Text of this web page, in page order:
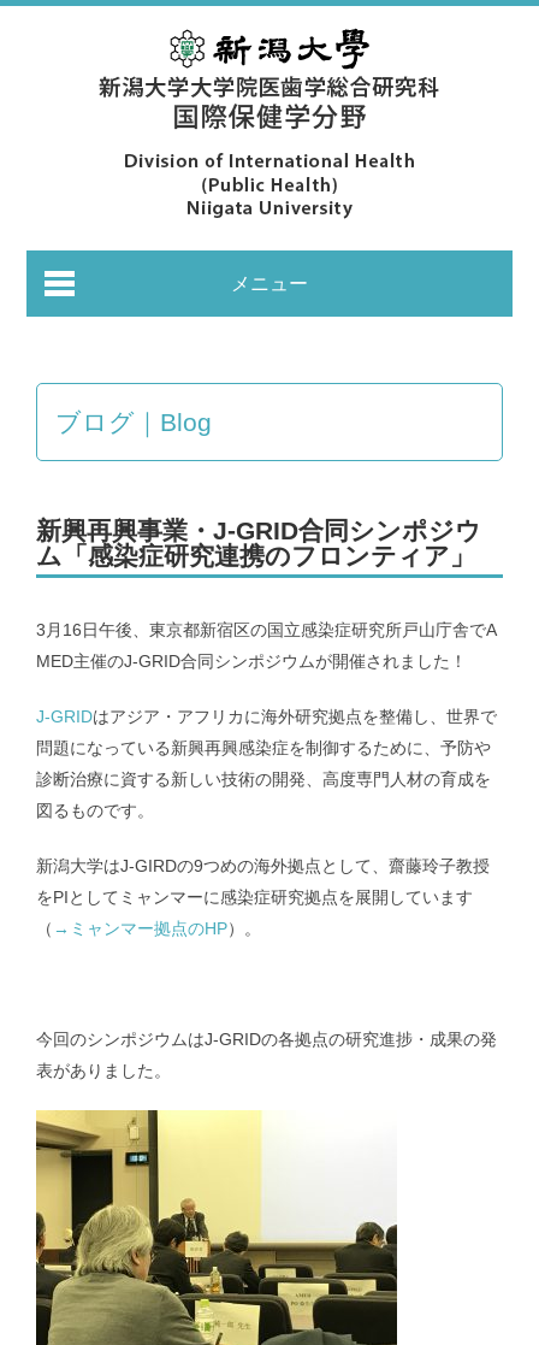
メニュー
あいさつ｜Greeting
アクセス｜Access
level
新潟県および新潟市のCOVID-19の実効再生産数｜COVID-19
インフルエンザ | Influenza virus
地理情報システム｜Geographic Information Systems（GIS）
社会疫学研究｜Social Epidemiology
ブログ｜Blog
新興再興事業・J-GRID合同シンポジウ
ム「感染症研究連携のフロンティア」
3月16日午後、東京都新宿区の国立感染症研究所戸山庁舎でA
MED主催のJ-GRID合同シンポジウムが開催されました！
J-GRIDはアジア・アフリカに海外研究拠点を整備し、世界で
問題になっている新興再興感染症を制御するために、予防や
診断治療に資する新しい技術の開発、高度専門人材の育成を
図るものです。
新潟大学はJ-GIRDの9つめの海外拠点として、齋藤玲子教授
をPIとしてミャンマーに感染症研究拠点を展開しています
（ →ミャンマー拠点のHP）。
今回のシンポジウムはJ-GRIDの各拠点の研究進捗・成果の発
表がありました。